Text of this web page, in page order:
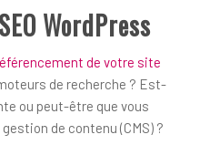
WordPress
de votre site
de recherche ? Est-
ou peut-être que vous
de contenu (CMS) ?